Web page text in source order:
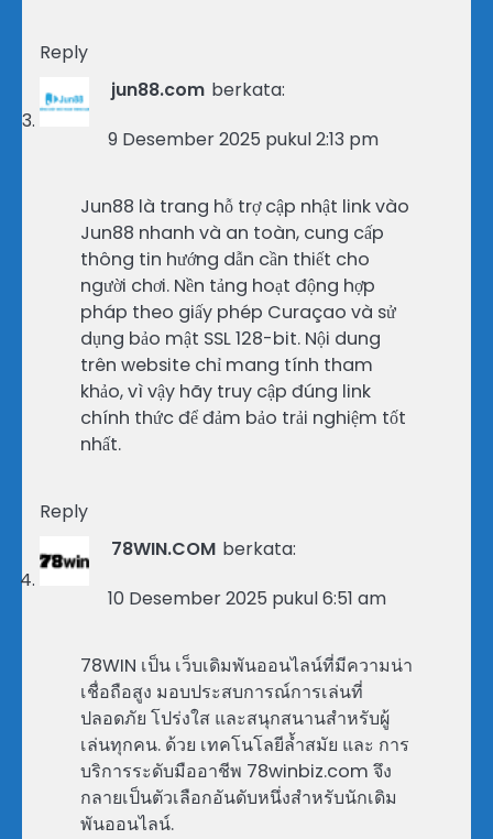
Reply
jun88.com berkata:
9 Desember 2025 pukul 2:13 pm
Jun88 là trang hỗ trợ cập nhật link vào
Jun88 nhanh và an toàn, cung cấp
thông tin hướng dẫn cần thiết cho
người chơi. Nền tảng hoạt động hợp
pháp theo giấy phép Curaçao và sử
dụng bảo mật SSL 128-bit. Nội dung
trên website chỉ mang tính tham
khảo, vì vậy hãy truy cập đúng link
chính thức để đảm bảo trải nghiệm tốt
nhất.
Reply
78WIN.COM berkata:
10 Desember 2025 pukul 6:51 am
78WIN เป็น เว็บเดิมพันออนไลน์ที่มีความน่า
เชื่อถือสูง มอบประสบการณ์การเล่นที่
ปลอดภัย โปร่งใส และสนุกสนานสำหรับผู้
เล่นทุกคน. ด้วย เทคโนโลยีล้ำสมัย และ การ
บริการระดับมืออาชีพ 78winbiz.com จึง
กลายเป็นตัวเลือกอันดับหนึ่งสำหรับนักเดิม
พันออนไลน์.